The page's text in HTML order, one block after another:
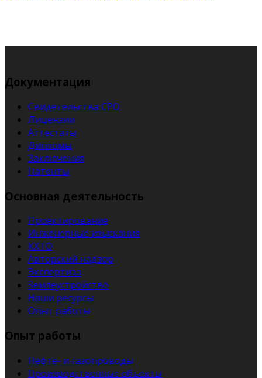
Документация
Свидетельства СРО
Лицензии
Аттестаты
Дипломы
Заключения
Патенты
Основная деятельность
Проектирование
Инженерные изыскания
КХТО
Авторский надзор
Экспертиза
Землеустройство
Наши ресурсы
Опыт работы
Опыт работы
Нефте- и газопроводы
Производственные объекты